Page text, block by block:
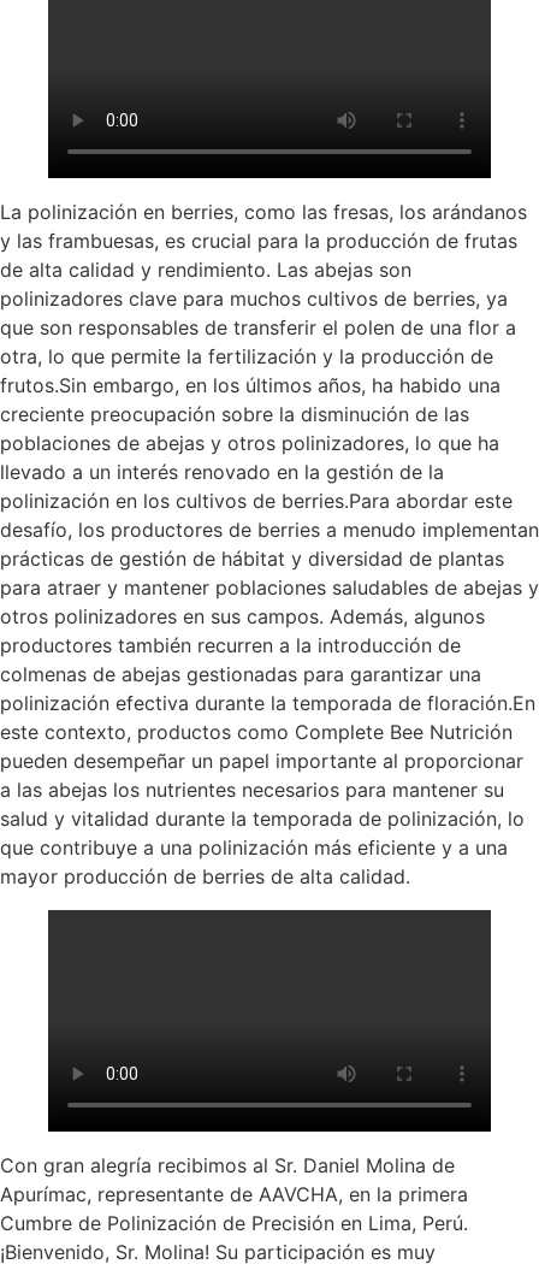
La polinización en berries, como las fresas, los arándanos
y las frambuesas, es crucial para la producción de frutas
de alta calidad y rendimiento. Las abejas son
polinizadores clave para muchos cultivos de berries, ya
que son responsables de transferir el polen de una flor a
otra, lo que permite la fertilización y la producción de
frutos.Sin embargo, en los últimos años, ha habido una
creciente preocupación sobre la disminución de las
poblaciones de abejas y otros polinizadores, lo que ha
llevado a un interés renovado en la gestión de la
polinización en los cultivos de berries.Para abordar este
desafío, los productores de berries a menudo implementan
prácticas de gestión de hábitat y diversidad de plantas
para atraer y mantener poblaciones saludables de abejas y
otros polinizadores en sus campos. Además, algunos
productores también recurren a la introducción de
colmenas de abejas gestionadas para garantizar una
polinización efectiva durante la temporada de floración.En
este contexto, productos como Complete Bee Nutrición
pueden desempeñar un papel importante al proporcionar
a las abejas los nutrientes necesarios para mantener su
salud y vitalidad durante la temporada de polinización, lo
que contribuye a una polinización más eficiente y a una
mayor producción de berries de alta calidad.
Con gran alegría recibimos al Sr. Daniel Molina de
Apurímac, representante de AAVCHA, en la primera
Cumbre de Polinización de Precisión en Lima, Perú.
¡Bienvenido, Sr. Molina! Su participación es muy